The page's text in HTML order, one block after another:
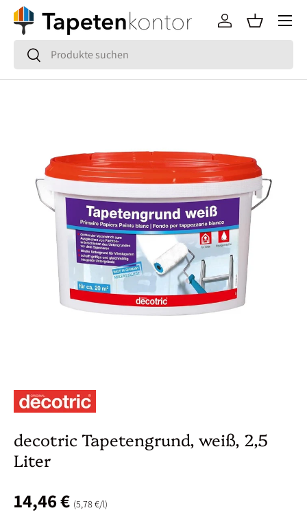
Direkt zum Inhalt
Suchen
Suchen
Einloggen
Menü
decotric Tapetengrund, weiß, 2,5
Liter
14,46 € Grundpreis
5,78 €/l